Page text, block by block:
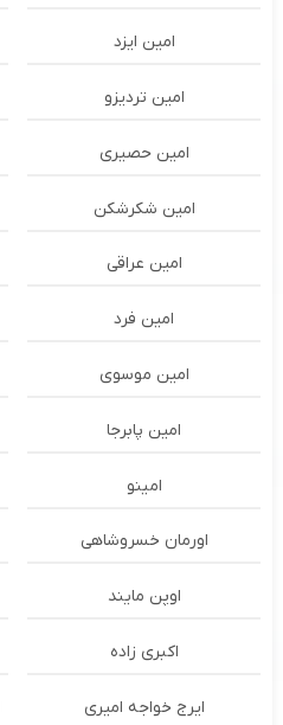
امین ایزد
امین تردیزو
امین حصیری
امین شکرشکن
امین عراقی
امین فرد
امین موسوی
امین پابرجا
امینو
اورمان خسروشاهی
اوپن مایند
اکبری زاده
ایرج خواجه امیری